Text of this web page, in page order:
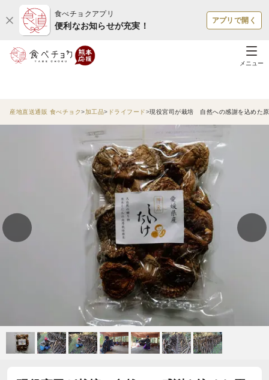
食べチョクアプリ
便利なお知らせが充実！
アプリで開く
メニュー
産地直送通販 食べチョク 加工品 ドライフード 現役宮司が栽培 自然への感謝を込め